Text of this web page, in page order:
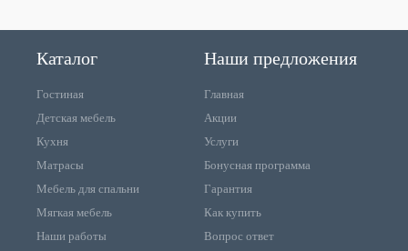
Каталог
Гостиная
Детская мебель
Кухня
Матрасы
Мебель для спальни
Мягкая мебель
Наши работы
Наши предложения
Главная
Акции
Услуги
Бонусная программа
Гарантия
Как купить
Вопрос ответ